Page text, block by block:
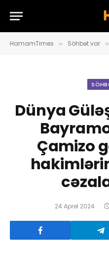
HamamTimes » Söhbət var »
Dünya
Çamizo
24 Aprel 2024